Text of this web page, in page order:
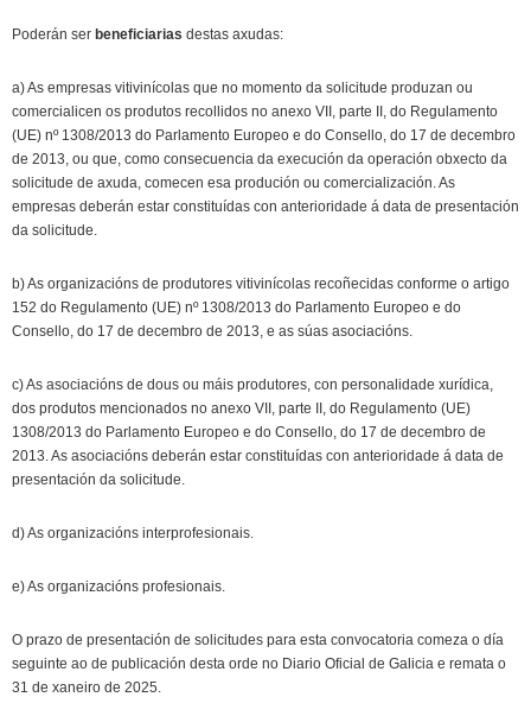
Poderán ser beneficiarias destas axudas:
a) As empresas vitivinícolas que no momento da solicitude produzan ou
comercialicen os produtos recollidos no anexo VII, parte II, do Regulamento
(UE) nº 1308/2013 do Parlamento Europeo e do Consello, do 17 de decembro
de 2013, ou que, como consecuencia da execución da operación obxecto da
solicitude de axuda, comecen esa produción ou comercialización. As
empresas deberán estar constituídas con anterioridade á data de presentación
da solicitude.
b) As organizacións de produtores vitivinícolas recoñecidas conforme o artigo
152 do Regulamento (UE) nº 1308/2013 do Parlamento Europeo e do
Consello, do 17 de decembro de 2013, e as súas asociacións.
c) As asociacións de dous ou máis produtores, con personalidade xurídica,
dos produtos mencionados no anexo VII, parte II, do Regulamento (UE)
1308/2013 do Parlamento Europeo e do Consello, do 17 de decembro de
2013. As asociacións deberán estar constituídas con anterioridade á data de
presentación da solicitude.
d) As organizacións interprofesionais.
e) As organizacións profesionais.
O prazo de presentación de solicitudes para esta convocatoria comeza o día
seguinte ao de publicación desta orde no Diario Oficial de Galicia e remata o
31 de xaneiro de 2025.